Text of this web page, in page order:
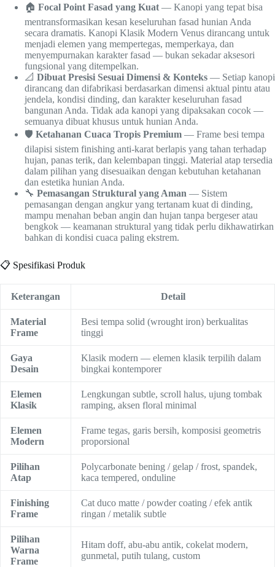
🏠 Focal Point Fasad yang Kuat — Kanopi yang tepat bisa
mentransformasikan kesan keseluruhan fasad hunian Anda
secara dramatis. Kanopi Klasik Modern Venus dirancang untuk
menjadi elemen yang mempertegas, memperkaya, dan
menyempurnakan karakter fasad — bukan sekadar aksesori
fungsional yang ditempelkan.
📐 Dibuat Presisi Sesuai Dimensi & Konteks — Setiap kanopi
dirancang dan difabrikasi berdasarkan dimensi aktual pintu atau
jendela, kondisi dinding, dan karakter keseluruhan fasad
bangunan Anda. Tidak ada kanopi yang dipaksakan cocok —
semuanya dibuat khusus untuk hunian Anda.
🛡️ Ketahanan Cuaca Tropis Premium — Frame besi tempa
dilapisi sistem finishing anti-karat berlapis yang tahan terhadap
hujan, panas terik, dan kelembapan tinggi. Material atap tersedia
dalam pilihan yang disesuaikan dengan kebutuhan ketahanan
dan estetika hunian Anda.
🔧 Pemasangan Struktural yang Aman — Sistem
pemasangan dengan angkur yang tertanam kuat di dinding,
mampu menahan beban angin dan hujan tanpa bergeser atau
bengkok — keamanan struktural yang tidak perlu dikhawatirkan
bahkan di kondisi cuaca paling ekstrem.
📋 Spesifikasi Produk
Keterangan Detail
Material
Frame
Besi tempa solid (wrought iron) berkualitas
tinggi
Gaya
Desain
Klasik modern — elemen klasik terpilih dalam
bingkai kontemporer
Elemen
Klasik
Lengkungan subtle, scroll halus, ujung tombak
ramping, aksen floral minimal
Elemen
Modern
Frame tegas, garis bersih, komposisi geometris
proporsional
Pilihan
Atap
Polycarbonate bening / gelap / frost, spandek,
kaca tempered, onduline
Finishing
Frame
Cat duco matte / powder coating / efek antik
ringan / metalik subtle
Pilihan
Warna
Frame
Hitam doff, abu-abu antik, cokelat modern,
gunmetal, putih tulang, custom